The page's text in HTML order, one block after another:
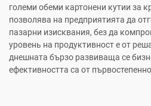
големи обеми картонени кутии за
позволява на предприятията да
пазарни изисквания, без да
уровень на продуктивност е от
днешната бързо развиваща се
ефективността са от